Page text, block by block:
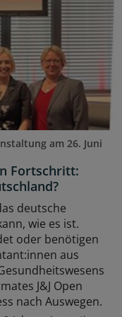
am 26. Juni
Fortschritt:
deutsche
wie es ist.
oder benötigen
aus
J&J Open
nach Auswegen.